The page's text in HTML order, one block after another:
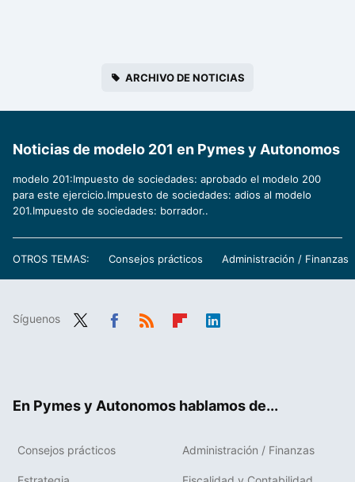
ARCHIVO DE NOTICIAS
Noticias de modelo 201 en Pymes y Autonomos
modelo 201:Impuesto de sociedades: aprobado el modelo 200
para este ejercicio.Impuesto de sociedades: adios al modelo
201.Impuesto de sociedades: borrador..
OTROS TEMAS: Consejos prácticos Administración / Finanzas
Síguenos
En Pymes y Autonomos hablamos de...
Consejos prácticos Administración / Finanzas